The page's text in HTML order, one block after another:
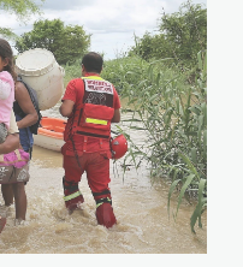
Piura